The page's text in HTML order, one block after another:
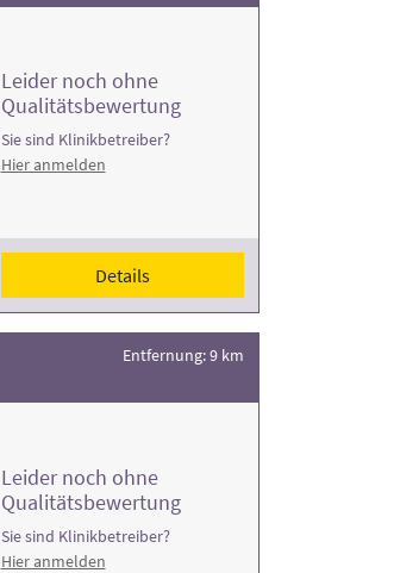
Leider noch ohne
Qualitätsbewertung
Sie sind Klinikbetreiber?
Hier anmelden
Details
Entfernung: 9 km
Leider noch ohne
Qualitätsbewertung
Sie sind Klinikbetreiber?
Hier anmelden